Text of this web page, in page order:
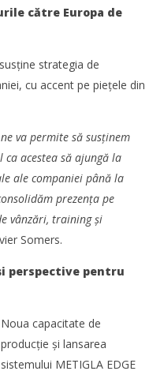
către Europa de
strategia de
cu accent pe piețele din
va permite să susținem
acestea să ajungă la
ale companiei până la
prezența pe
vânzări, training și
Somers.
perspective pentru
Noua capacitate de
producție și lansarea
sistemului METIGLA EDGE